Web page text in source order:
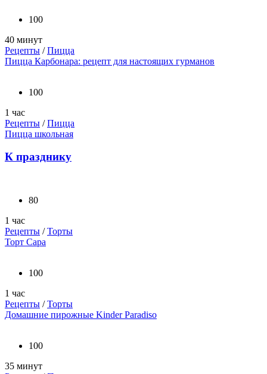
100
40 минут
Рецепты /Пицца
Пицца Карбонара: рецепт для настоящих гурманов
100
1 час
Рецепты /Пицца
Пицца школьная
К празднику
80
1 час
Рецепты /Торты
Торт Сара
100
1 час
Рецепты /Торты
Домашние пирожные Kinder Paradiso
100
35 минут